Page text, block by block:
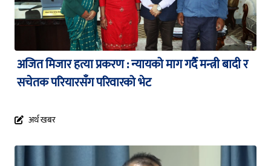
अजित मिजार हत्या प्रकरण : न्यायको माग गर्दै मन्त्री बादी र
सचेतक परियारसँग परिवारको भेट
अर्थ खबर